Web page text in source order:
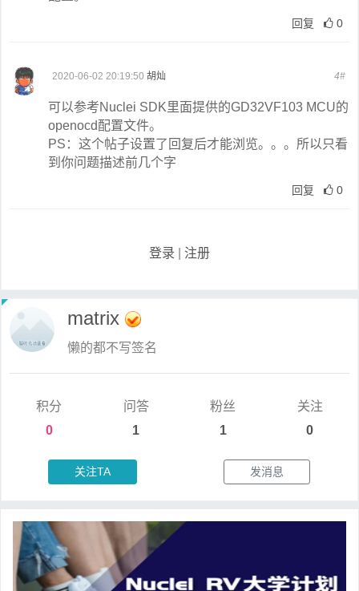
回复 0
2020-06-02 20:19:50 胡灿 4#
可以参考Nuclei SDK里面提供的GD32VF103 MCU的
openocd配置文件。
PS：这个帖子设置了回复后才能浏览。。。所以只看
到你问题描述前几个字
回复 0
登录 注册
matrix
懒的都不写签名
积分
0
问答
1
粉丝
1
关注
0
关注TA 发消息